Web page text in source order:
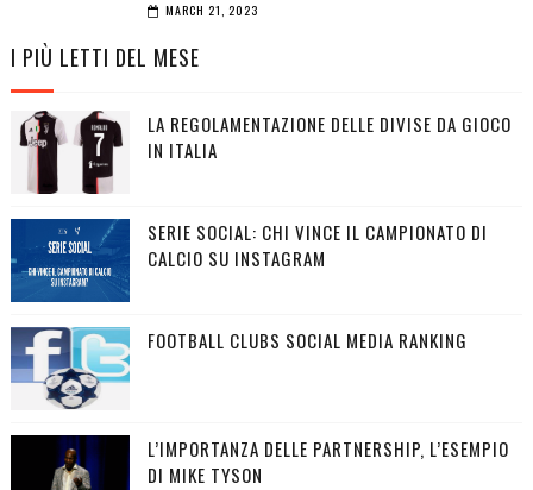
MARCH 21, 2023
I PIÙ LETTI DEL MESE
LA REGOLAMENTAZIONE DELLE DIVISE DA GIOCO
IN ITALIA
SERIE SOCIAL: CHI VINCE IL CAMPIONATO DI
CALCIO SU INSTAGRAM
FOOTBALL CLUBS SOCIAL MEDIA RANKING
L’IMPORTANZA DELLE PARTNERSHIP, L’ESEMPIO
DI MIKE TYSON